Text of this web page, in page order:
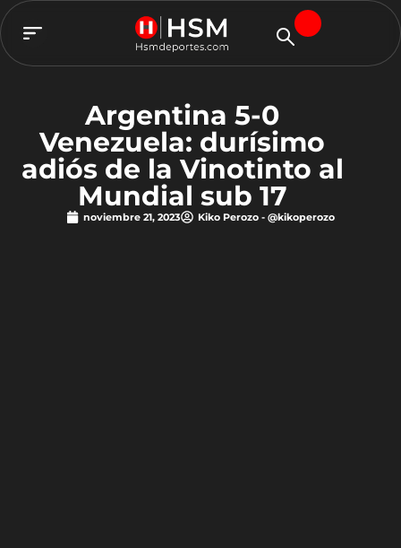
Argentina 5-0
Venezuela: durísimo
adiós de la Vinotinto al
Mundial sub 17
noviembre 21, 2023 Kiko Perozo - @kikoperozo